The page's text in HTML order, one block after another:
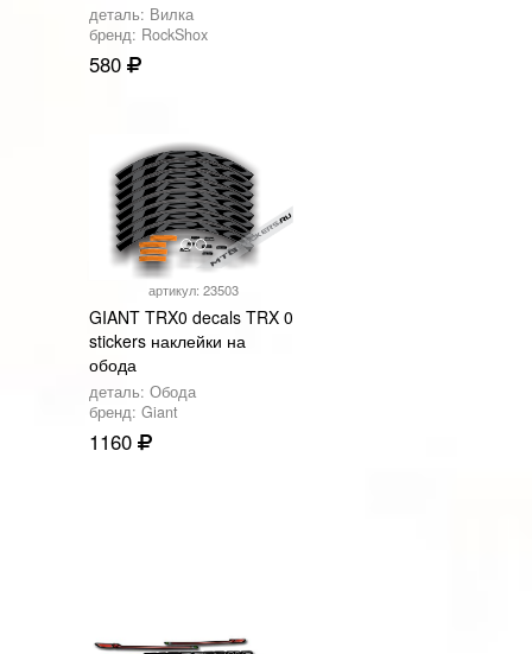
деталь: Вилка
бренд: RockShox
580
артикул: 23503
GIANT TRX0 decals TRX 0
stickers наклейки на
обода
деталь: Обода
бренд: Giant
1160